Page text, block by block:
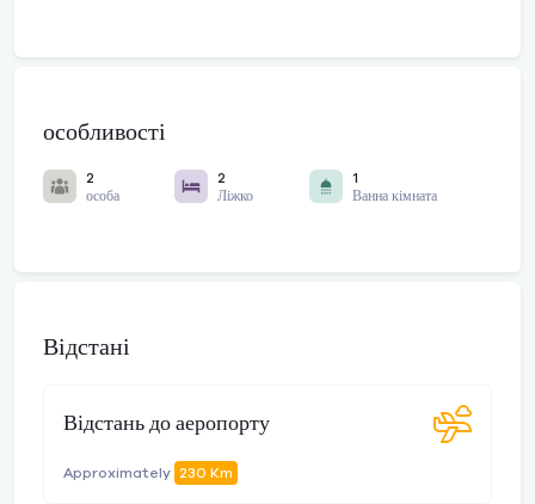
особливості
2
особа
2
Ліжко
1
Ванна кімната
Відстані
Відстань до аеропорту
Approximately 230 Km